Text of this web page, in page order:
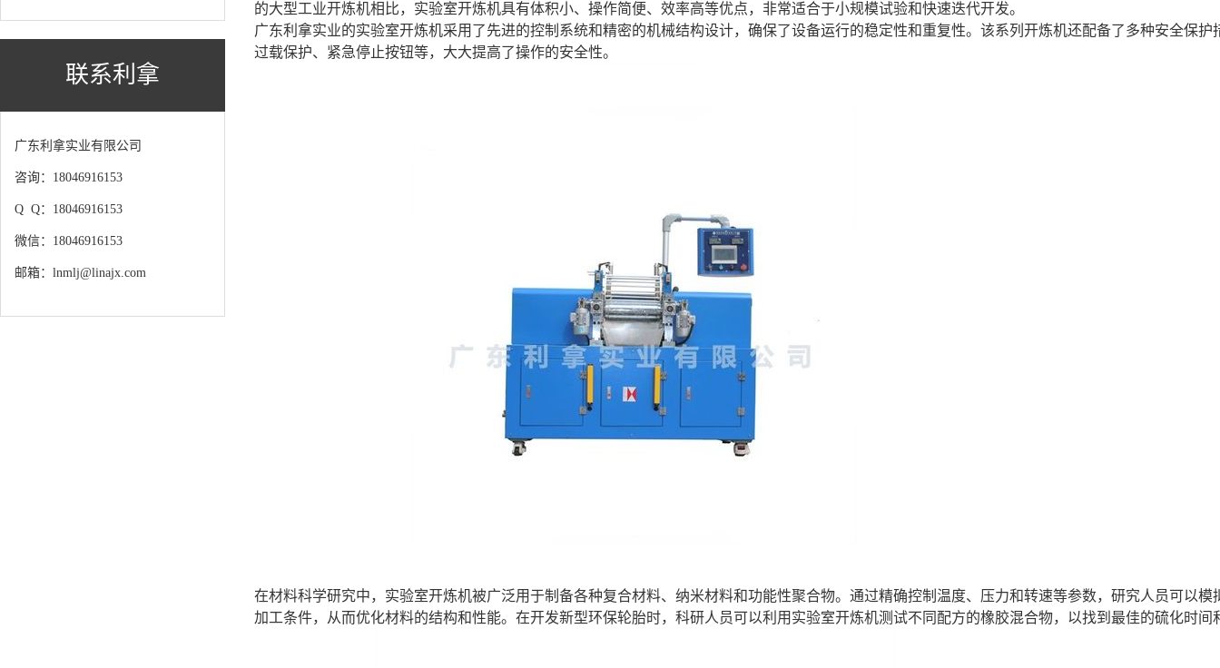
联系利拿
广东利拿实业有限公司
咨询：18046916153
Q Q：18046916153
微信：18046916153
邮箱：lnmlj@linajx.com
的大型工业开炼机相比，实验室开炼机具有体积小、操作简便、效率高等优点，非常适合于小规模试验和快速迭代开发。
广东利拿实业的实验室开炼机采用了先进的控制系统和精密的机械结构设计，确保了设备运行的稳定性和重复性。该系列开炼机还配备了多种安全保护
过载保护、紧急停止按钮等，大大提高了操作的安全性。
在材料科学研究中，实验室开炼机被广泛用于制备各种复合材料、纳米材料和功能性聚合物。通过精确控制温度、压力和转速等参数，研究人员可以模
加工条件，从而优化材料的结构和性能。在开发新型环保轮胎时，科研人员可以利用实验室开炼机测试不同配方的橡胶混合物，以找到最佳的硫化时间